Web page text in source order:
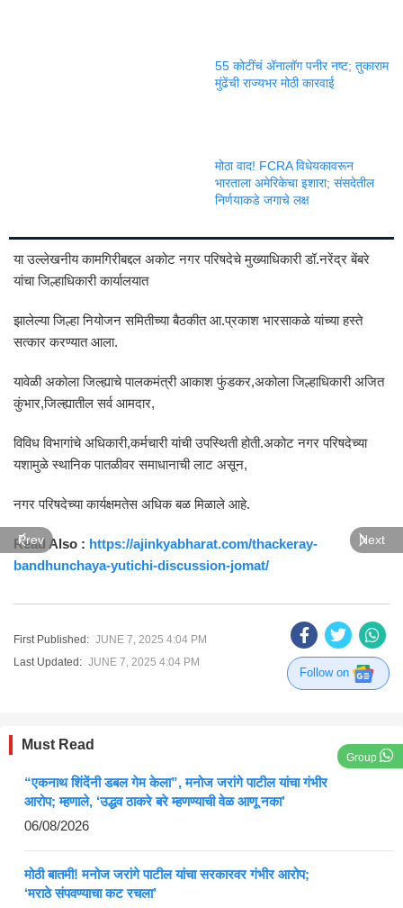
Group
55 कोटींचं ॲनालॉग पनीर नष्ट; तुकाराम
मुंढेंची राज्यभर मोठी कारवाई
मोठा वाद! FCRA विधेयकावरून
भारताला अमेरिकेचा इशारा; संसदेतील
निर्णयाकडे जगाचे लक्ष
या उल्लेखनीय कामगिरीबद्दल अकोट नगर परिषदेचे मुख्याधिकारी डॉ.नरेंद्र बेंबरे
यांचा जिल्हाधिकारी कार्यालयात
झालेल्या जिल्हा नियोजन समितीच्या बैठकीत आ.प्रकाश भारसाकळे यांच्या हस्ते
सत्कार करण्यात आला.
यावेळी अकोला जिल्ह्याचे पालकमंत्री आकाश फुंडकर,अकोला जिल्हाधिकारी अजित
कुंभार,जिल्ह्यातील सर्व आमदार,
विविध विभागांचे अधिकारी,कर्मचारी यांची उपस्थिती होती.अकोट नगर परिषदेच्या
यशामुळे स्थानिक पातळीवर समाधानाची लाट असून,
नगर परिषदेच्या कार्यक्षमतेस अधिक बळ मिळाले आहे.
Read Also : https://ajinkyabharat.com/thackeray-
bandhunchaya-yutichi-discussion-jomat/
First Published: JUNE 7, 2025 4:04 PM
Last Updated: JUNE 7, 2025 4:04 PM
Follow on
Prev Next
Must Read
“एकनाथ शिंदेंनी डबल गेम केला”, मनोज जरांगे पाटील यांचा गंभीर
आरोप; म्हणाले, ‘उद्धव ठाकरे बरे म्हणण्याची वेळ आणू नका’
06/08/2026
मोठी बातमी! मनोज जरांगे पाटील यांचा सरकारवर गंभीर आरोप;
‘मराठे संपवण्याचा कट रचला’